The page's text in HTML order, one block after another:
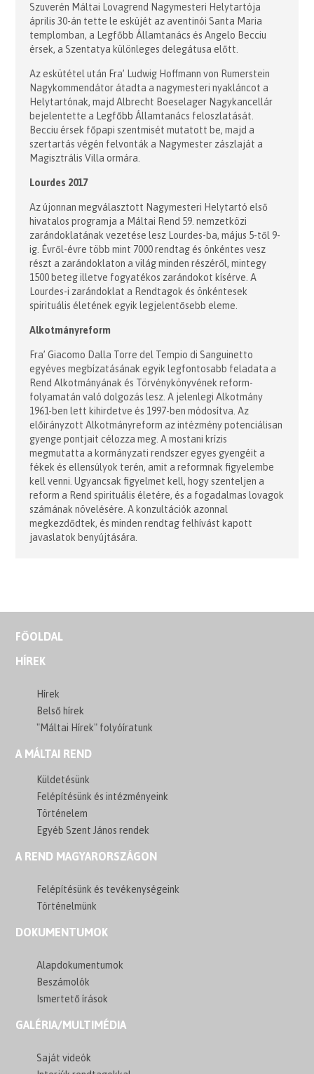
Szuverén Máltai Lovagrend Nagymesteri Helytartója
április 30-án tette le esküjét az aventinói Santa Maria
templomban, a Legfőbb Államtanács és Angelo Becciu
érsek, a Szentatya különleges delegátusa előtt.
Az eskütétel után Fra’ Ludwig Hoffmann von Rumerstein
Nagykommendátor átadta a nagymesteri nyakláncot a
Helytartónak, majd Albrecht Boeselager Nagykancellár
bejelentette a LegfőbbÁllamtanács feloszlatását.
Becciu érsek főpapi szentmisét mutatott be, majd a
szertartás végén felvonták a Nagymester zászlaját a
Magisztrális Villa ormára.
Lourdes 2017
Az újonnan megválasztott Nagymesteri Helytartó első
hivatalos programja a Máltai Rend 59. nemzetközi
zarándoklatának vezetése lesz Lourdes-ba, május 5-től 9-
ig. Évről-évre több mint 7000 rendtag és önkéntes vesz
részt a zarándoklaton a világ minden részéről, mintegy
1500 beteg illetve fogyatékos zarándokot kísérve. A
Lourdes-i zarándoklat a Rendtagok és önkéntesek
spirituális életének egyik legjelentősebb eleme.
Alkotmányreform
Fra’ Giacomo Dalla Torre del Tempio di Sanguinetto
egyéves megbízatásának egyik legfontosabb feladata a
Rend Alkotmányának és Törvénykönyvének reform-
folyamatán való dolgozás lesz. A jelenlegi Alkotmány
1961-ben lett kihirdetve és 1997-ben módosítva. Az
előirányzott Alkotmányreform az intézmény potenciálisan
gyenge pontjait célozza meg. A mostani krízis
megmutatta a kormányzati rendszer egyes gyengéit a
fékek és ellensúlyok terén, amit a reformnak figyelembe
kell venni. Ugyancsak figyelmet kell, hogy szenteljen a
reform a Rend spirituális életére, és a fogadalmas lovagok
számának növelésére. A konzultációk azonnal
megkezdődtek, és minden rendtag felhívást kapott
javaslatok benyújtására.
FŐOLDAL
HÍREK
Hírek
Belső hírek
"Máltai Hírek" folyóíratunk
A MÁLTAI REND
Küldetésünk
Felépítésünk és intézményeink
Történelem
Egyéb Szent János rendek
A REND MAGYARORSZÁGON
Felépítésünk és tevékenységeink
Történelmünk
DOKUMENTUMOK
Alapdokumentumok
Beszámolók
Ismertető írások
GALÉRIA/MULTIMÉDIA
Saját videók